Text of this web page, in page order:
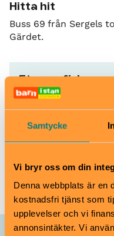
Samtycke
Vi bryr oss om din
Denna webbplats är en
kostnadsfri tjänst som
upplevelser och vi
annonsintäkter. Vi
Hitta hit
Buss 69 från Sergels
Gärdet.
Etnografiska
info@etnografiska.se
Köp biljett